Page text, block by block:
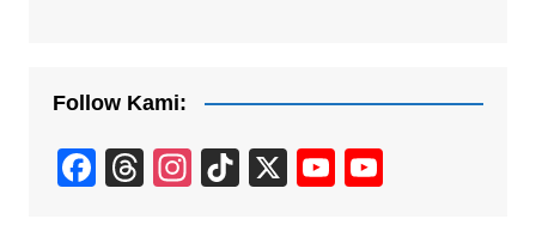
Follow Kami:
F
T
In
Ti
X
Y